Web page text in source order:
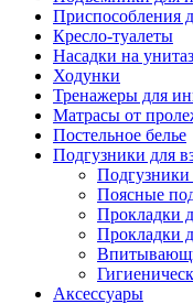
Приспособления
Кресло-туалеты
Насадки на унитаз
Ходунки
Тренажеры для
Матрасы от
Постельное белье
Подгузники для
Подгузники
Поясные
Прокладки
Прокладки
Аксессуары